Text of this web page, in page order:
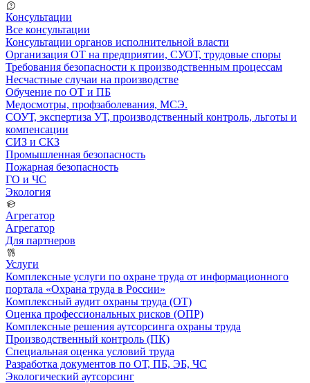
Консультации
Все консультации
Консультации органов исполнительной власти
Организация ОТ на предприятии, СУОТ, трудовые споры
Требования безопасности к производственным процессам
Несчастные случаи на производстве
Обучение по ОТ и ПБ
Медосмотры, профзаболевания, МСЭ.
СОУТ, экспертиза УТ, производственный контроль, льготы и
компенсации
СИЗ и СКЗ
Промышленная безопасность
Пожарная безопасность
ГО и ЧС
Экология
Агрегатор
Агрегатор
Для партнеров
Услуги
Комплексные услуги по охране труда от информационного
портала «Охрана труда в России»
Комплексный аудит охраны труда (ОТ)
Оценка профессиональных рисков (ОПР)
Комплексные решения аутсорсинга охраны труда
Производственный контроль (ПК)
Специальная оценка условий труда
Разработка документов по ОТ, ПБ, ЭБ, ЧС
Экологический аутсорсинг